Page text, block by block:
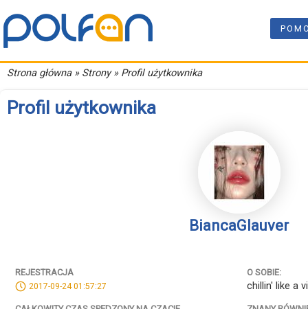
Strona główna» Strony » Profil użytkownika
Profil użytkownika
BiancaGlauver
REJESTRACJA
2017-09-24 01:57:27
O SOBIE:
chillin' like a